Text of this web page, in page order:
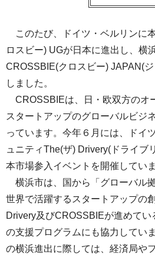
このたび、ドイツ・ベルリンに
ロスビー) UGが日本に進出し、横
CROSSBIE(クロスビー) JAPAN(
しました。
CROSSBIEは、日・欧双方のオ
スタートアップのグローバルビジ
っています。今年６月には、ドイ
ュニティThe(ザ) Drivery(ドライブ
本市場参入イベントを開催していま
横浜市は、国から「グローバル
世界で活躍するスタートアップの
Drivery及びCROSSBIEが進めて
の支援プログラムにも協力してい
の横浜進出に際しては、経済局や